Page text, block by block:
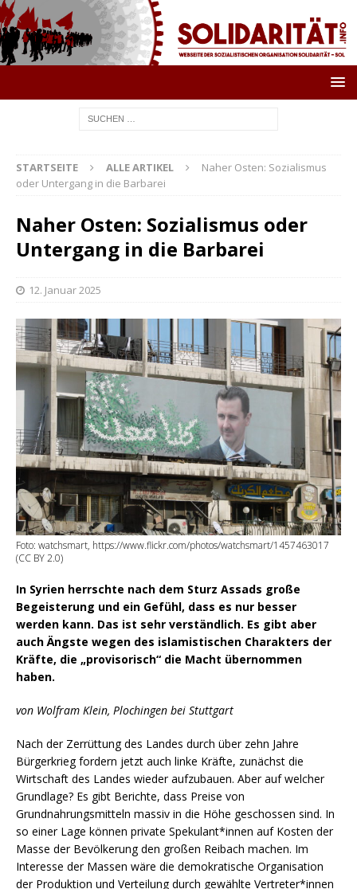
STARTSEITE ALLE ARTIKEL
Naher Osten: Sozialismus
oder Untergang in die Barbarei
Naher Osten: Sozialismus oder
Untergang in die Barbarei
12. Januar 2025
Foto: watchsmart, https://www.flickr.com/photos/watchsmart/1457463017
(CC BY 2.0)
In Syrien herrschte nach dem Sturz Assads große
Begeisterung und ein Gefühl, dass es nur besser
werden kann. Das ist sehr verständlich. Es gibt aber
auch Ängste wegen des islamistischen Charakters der
Kräfte, die „provisorisch“ die Macht übernommen
haben.
von Wolfram Klein, Plochingen bei Stuttgart
Nach der Zerrüttung des Landes durch über zehn Jahre
Bürgerkrieg fordern jetzt auch linke Kräfte, zunächst die
Wirtschaft des Landes wieder aufzubauen. Aber auf welcher
Grundlage? Es gibt Berichte, dass Preise von
Grundnahrungsmitteln massiv in die Höhe geschossen sind. In
so einer Lage können private Spekulant*innen auf Kosten der
Masse der Bevölkerung den großen Reibach machen. Im
Interesse der Massen wäre die demokratische Organisation
der Produktion und Verteilung durch gewählte Vertreter*innen